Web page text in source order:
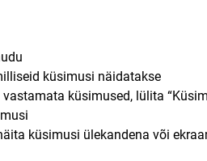
küsimusi näidatakse
küsimused, lülita
küsimusi ülekandena või